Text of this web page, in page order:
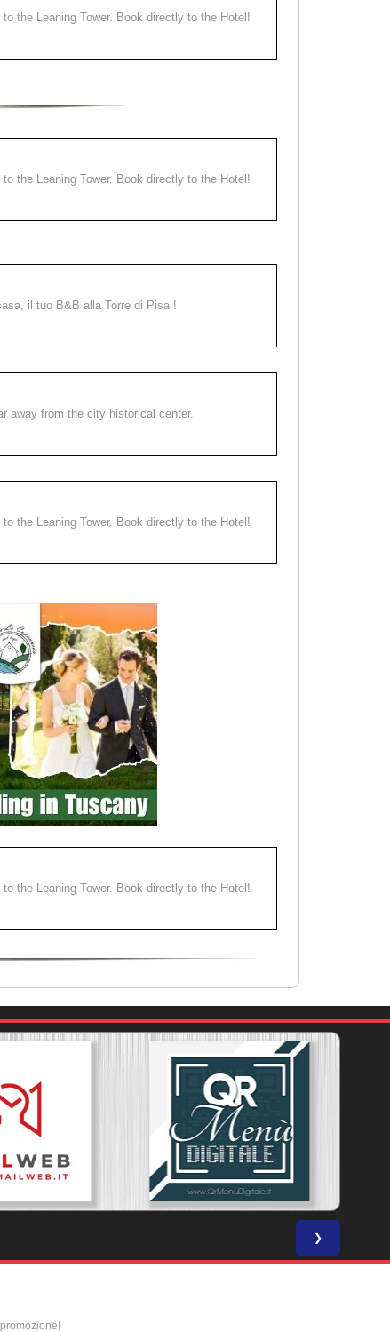
the Leaning Tower. Book directly to the Hotel!
the Leaning Tower. Book directly to the Hotel!
il tuo B&B alla Torre di Pisa !
away from the city historical center.
the Leaning Tower. Book directly to the Hotel!
the Leaning Tower. Book directly to the Hotel!
❯